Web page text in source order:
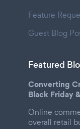
Feature
Guest Blog
Featured
Converting
Black Friday
Online
overall retail